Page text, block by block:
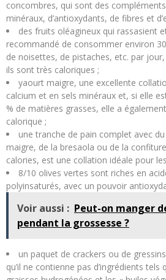
concombres, qui sont des
minéraux, d’antioxydants, de fibres et
des fruits oléagineux qui rassasient
recommandé de consommer environ
de noisettes, de pistaches, etc. par
ils sont très caloriques ;
yaourt maigre, une excellente
calcium et en sels minéraux et, si elle
% de matières grasses, elle a
calorique ;
une tranche de pain complet avec
maigre, de la bresaola ou de la
calories, est une collation idéale pour
8/10 olives vertes sont riches en
polyinsaturés, avec un pouvoir
Voir aussi : Peut-on manger
pendant la grossesse ?
un paquet de crackers ou de
qu’il ne contienne pas d’ingrédients tels